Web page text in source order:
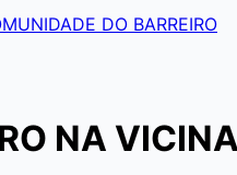
DO BARREIRO
NA